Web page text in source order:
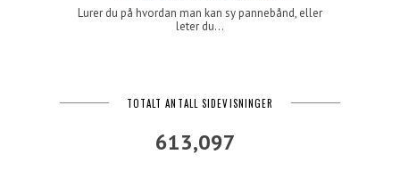
Lurer du på hvordan man kan sy pannebånd, eller
leter du...
TOTALT ANTALL SIDEVISNINGER
613,097